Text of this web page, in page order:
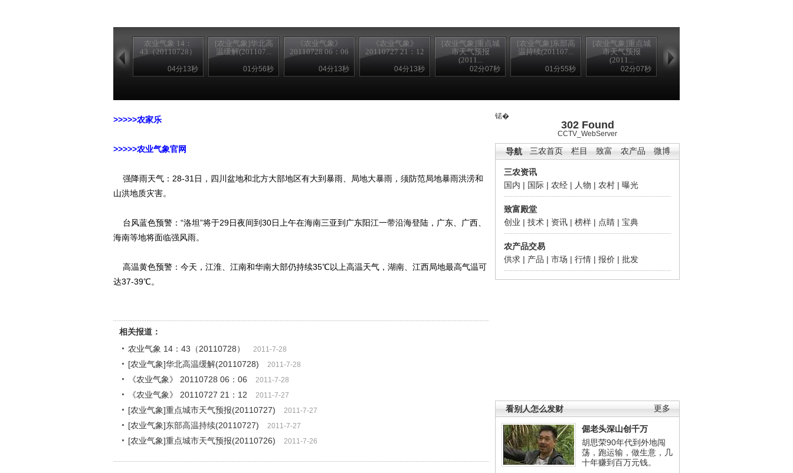
农业气象 14：
43（20110728）
04分13秒
[农业气象]华北高
温缓解(201107...
01分56秒
《农业气象》
20110728 06：06
04分13秒
《农业气象》
20110727 21：12
04分13秒
[农业气象]重点城
市天气预报
(2011...
02分07秒
[农业气象]东部高
温持续(201107...
01分55秒
[农业气象]重点城
市天气预报
(2011...
02分07秒
锘�
302 Found
CCTV_WebServer
三农首页 栏目 致富 农产品 微博
导航
三农资讯
国内 | 国际 | 农经 | 人物 | 农村 | 曝光
致富殿堂
创业 | 技术 | 资讯 | 榜样 | 点睛 | 宝典
农产品交易
供求 | 产品 | 市场 | 行情 | 报价 | 批发
更多
看别人怎么发财
倔老头深山创千万
胡思荣90年代到外地闯
荡，跑运输，做生意，几
十年赚到百万元钱。
>>>>>农家乐
>>>>>农业气象官网
强降雨天气：28-31日，四川盆地和北方大部地区有大到暴雨、局地大暴雨，须防范局地暴雨洪涝和
山洪地质灾害。
台风蓝色预警：“洛坦”将于29日夜间到30日上午在海南三亚到广东阳江一带沿海登陆，广东、广西、
海南等地将面临强风雨。
高温黄色预警：今天，江淮、江南和华南大部仍持续35℃以上高温天气，湖南、江西局地最高气温可
达37-39℃。
相关报道：
农业气象 14：43（20110728）
2011-7-28
[农业气象]华北高温缓解(20110728) 2011-7-28
《农业气象》 20110728 06：06 2011-7-28
《农业气象》 20110727 21：12 2011-7-27
[农业气象]重点城市天气预报(20110727) 2011-7-27
[农业气象]东部高温持续(20110727) 2011-7-27
[农业气象]重点城市天气预报(20110726) 2011-7-26